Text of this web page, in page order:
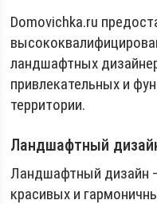
Domovichka.ru
ландшафтных
привлекательных и
территории.
Ландшафтный
Ландшафтный дизайн
красивых и